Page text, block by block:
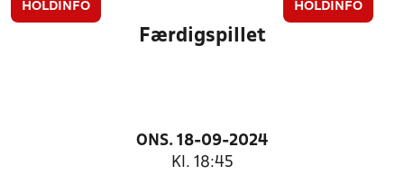
HOLDINFO HOLDINFO
Færdigspillet
ONS. 18-09-2024
Kl. 18:45